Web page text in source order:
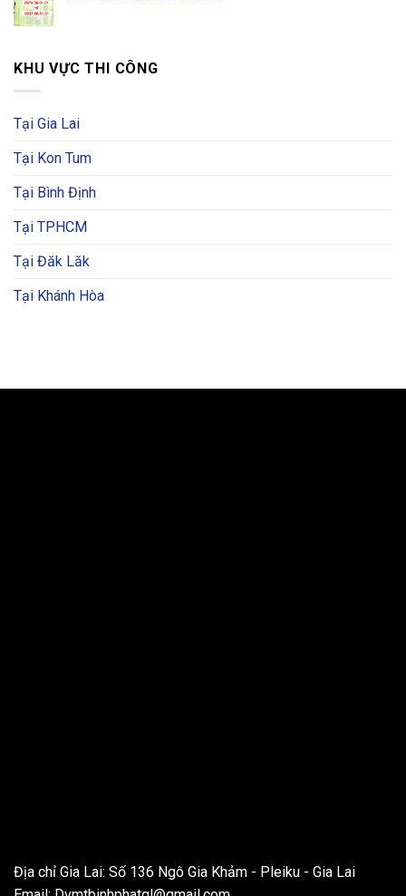
KHU VỰC THI CÔNG
Tại Gia Lai
Tại Kon Tum
Tại Bình Định
Tại TPHCM
Tại Đăk Lăk
Tại Khánh Hòa
Địa chỉ Gia Lai: Số 136 Ngô Gia Khảm - Pleiku - Gia Lai